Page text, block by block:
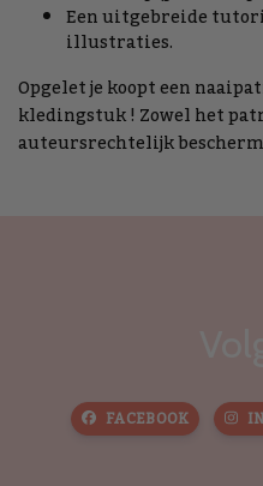
Een uitgebreide
illustraties.
Opgelet je koopt een
kledingstuk ! Zowel het
auteursrechtelijk
FACEBOOK